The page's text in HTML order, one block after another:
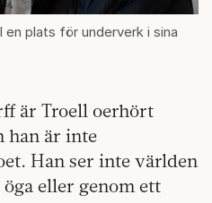
en plats för underverk i sina
är Troell oerhört
han är inte
Han ser inte världen
eller genom ett